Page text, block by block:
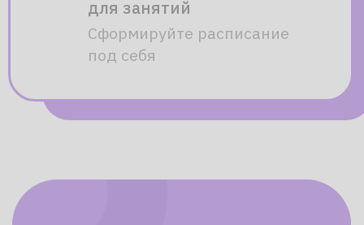
Направления
подготовки
Математика